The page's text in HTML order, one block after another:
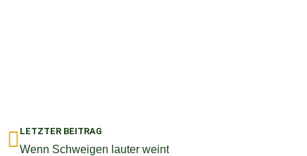
Zurück
LETZTER BEITRAG
Wenn Schweigen lauter weint